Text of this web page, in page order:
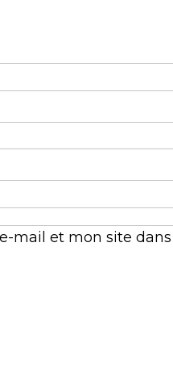
mail et mon site